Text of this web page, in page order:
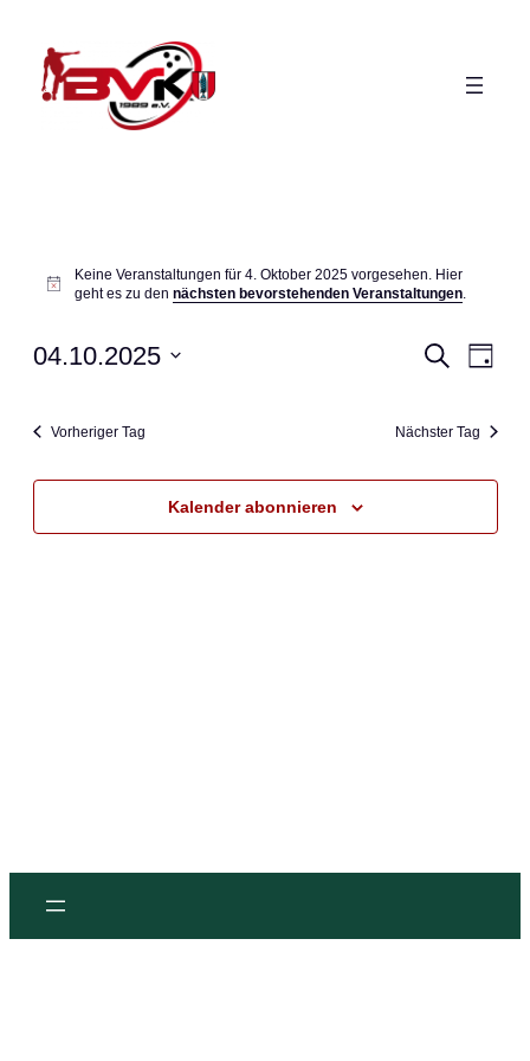
Veranstaltungen
for
4.
2025
Hinweis
Keine Veranstaltungen für 4. Oktober 2025 vorgesehen. Hier
geht es zu den nächsten bevorstehenden Veranstaltungen.
und
SucheTag
04.10.2025
Vorheriger Tag Nächster Tag
Kalender abonnieren